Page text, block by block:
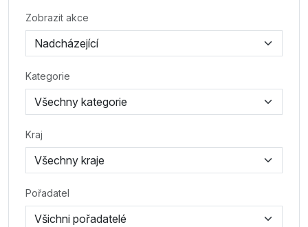
Zobrazit akce
Kategorie
Kraj
Pořadatel